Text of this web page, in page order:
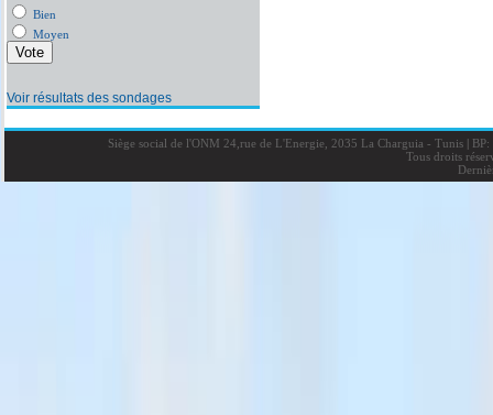
Bien
Moyen
Voir résultats des sondages
Siège social de l'ONM 24,rue de L'Energie, 2035 La Charguia - Tunis |BP:
Tous droits